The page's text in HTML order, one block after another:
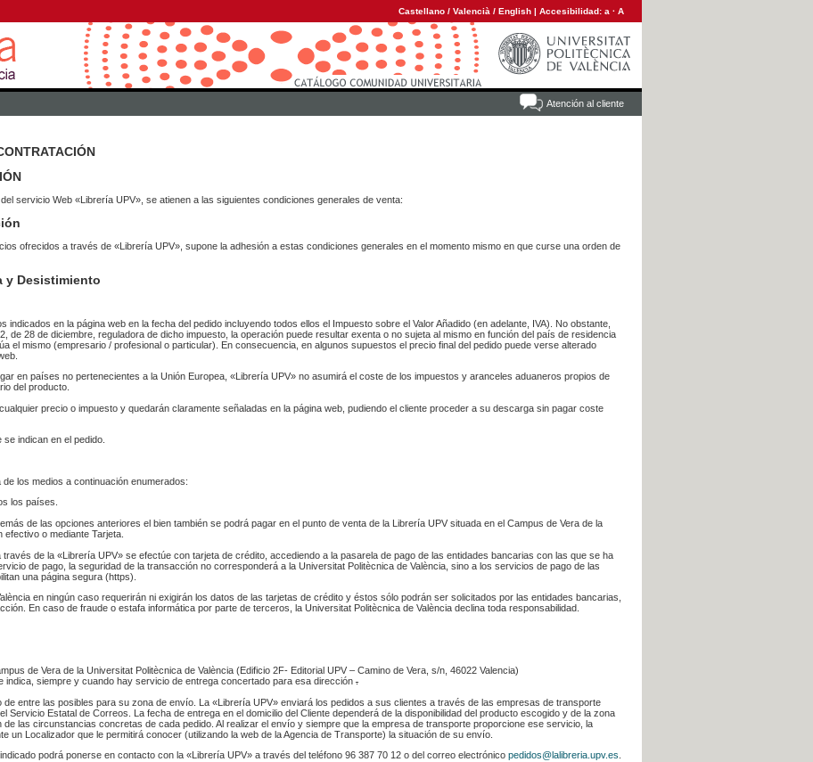
Castellano / Valencià / English | Accesibilidad: a · A
Atención al cliente
servicio Web «Librería UPV», se atienen a las siguientes condiciones generales de venta:
ofrecidos a través de «Librería UPV», supone la adhesión a estas condiciones generales en el momento mismo en que curse una orden de
y Desistimiento
indicados en la página web en la fecha del pedido incluyendo todos ellos el Impuesto sobre el Valor Añadido (en adelante, IVA). No obstante,
de 28 de diciembre, reguladora de dicho impuesto, la operación puede resultar exenta o no sujeta al mismo en función del país de residencia
el mismo (empresario / profesional o particular). En consecuencia, en algunos supuestos el precio final del pedido puede verse alterado
en países no pertenecientes a la Unión Europea, «Librería UPV» no asumirá el coste de los impuestos y aranceles aduaneros propios de
del producto.
precio o impuesto y quedarán claramente señaladas en la página web, pudiendo el cliente proceder a su descarga sin pagar coste
indican en el pedido.
los medios a continuación enumerados:
los países.
de las opciones anteriores el bien también se podrá pagar en el punto de venta de la Librería UPV situada en el Campus de Vera de la
o mediante Tarjeta.
de la «Librería UPV» se efectúe con tarjeta de crédito, accediendo a la pasarela de pago de las entidades bancarias con las que se ha
de pago, la seguridad de la transacción no corresponderá a la Universitat Politècnica de València, sino a los servicios de pago de las
una página segura (https).
en ningún caso requerirán ni exigirán los datos de las tarjetas de crédito y éstos sólo podrán ser solicitados por las entidades bancarias,
En caso de fraude o estafa informática por parte de terceros, la Universitat Politècnica de València declina toda responsabilidad.
de Vera de la Universitat Politècnica de València (Edificio 2F- Editorial UPV – Camino de Vera, s/n, 46022 Valencia)
indica, siempre y cuando hay servicio de entrega concertado para esa dirección .
de entre las posibles para su zona de envío. La «Librería UPV» enviará los pedidos a sus clientes a través de las empresas de transporte
Servicio Estatal de Correos. La fecha de entrega en el domicilio del Cliente dependerá de la disponibilidad del producto escogido y de la zona
las circunstancias concretas de cada pedido. Al realizar el envío y siempre que la empresa de transporte proporcione ese servicio, la
un Localizador que le permitirá conocer (utilizando la web de la Agencia de Transporte) la situación de su envío.
podrá ponerse en contacto con la «Librería UPV» a través del teléfono 96 387 70 12 o del correo electrónico pedidos@lalibreria.upv.es